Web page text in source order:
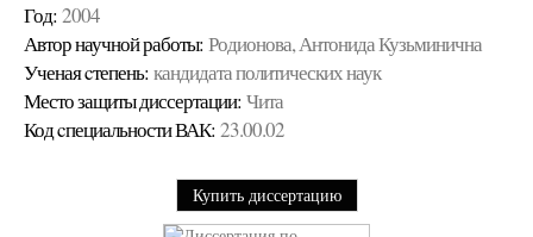
Год: 2004
Автор научной работы: Родионова, Антонида Кузьминична
Ученая cтепень: кандидата политических наук
Место защиты диссертации: Чита
Код cпециальности ВАК: 23.00.02
Купить диссертацию